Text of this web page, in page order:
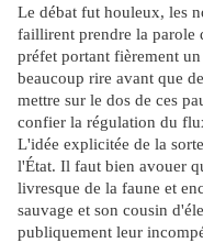
Le débat fut houleux, les
faillirent prendre la parole
préfet portant fièrement
beaucoup rire avant que
mettre sur le dos de ces
confier la régulation du
L'idée explicitée de la
l'État. Il faut bien avouer
livresque de la faune et
sauvage et son cousin
publiquement leur